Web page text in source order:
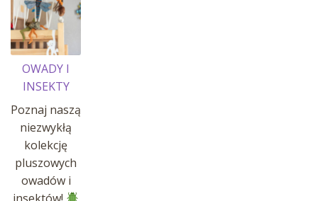
OWADY I
INSEKTY
Poznaj naszą
niezwykłą
kolekcję
pluszowych
owadów i